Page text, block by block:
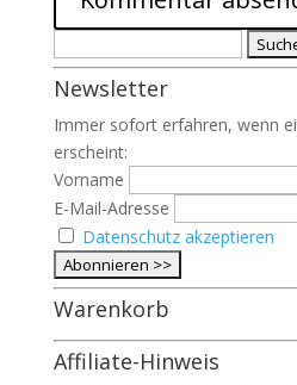
nach:
Newsletter
Immer sofort erfahren, wenn
erscheint:
Vorname
E-Mail-Adresse
Datenschutz akzeptieren
Warenkorb
Affiliate-Hinweis